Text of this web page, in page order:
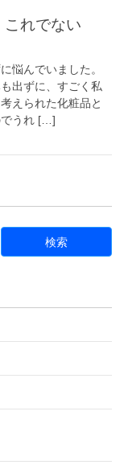
悩んでいました。
出ずに、すごく私
えられた化粧品と
でうれ […]